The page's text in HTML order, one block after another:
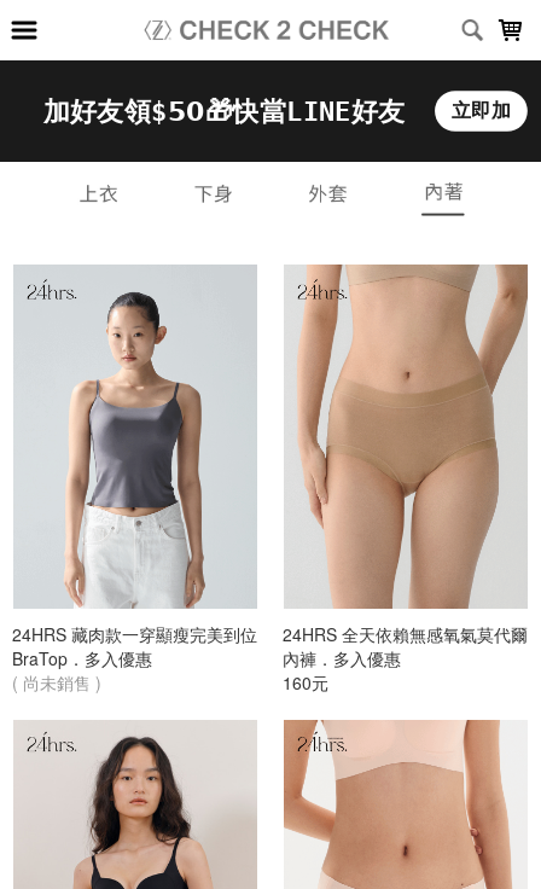
上架時間 銷售件數 銷售價格
全部樣式 黑 灰 經典黑
裸咖
碧綠 淺灰炫
全部尺寸 S M
PLUS+
寬肩帶
24HRS 藏肉款一穿顯瘦完美到位
BraTop．多入優惠
( 尚未銷售 )
24HRS 全天依賴無感氧氣莫代爾
內褲．多入優惠
160元